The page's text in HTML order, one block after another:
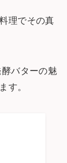
理でその真
バターの魅
す。